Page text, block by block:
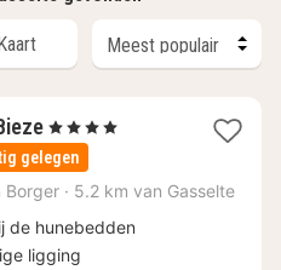
3
nachten
vanaf
€
, 4 Sterren
gelegen
Borger · 5.2 km van Gasselte
de hunebedden
ligging